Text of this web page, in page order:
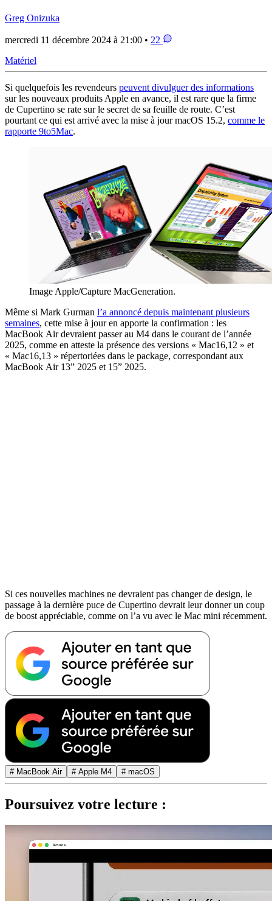
Greg Onizuka
mercredi 11 décembre 2024 à 21:00 • 22
Matériel
Si quelquefois les revendeurs peuvent divulguer des informations
sur les nouveaux produits Apple en avance, il est rare que la firme
de Cupertino se rate sur le secret de sa feuille de route. C’est
pourtant ce qui est arrivé avec la mise à jour macOS 15.2, comme le
rapporte 9to5Mac.
Image Apple/Capture MacGeneration.
Même si Mark Gurman l’a annoncé depuis maintenant plusieurs
semaines, cette mise à jour en apporte la confirmation : les
MacBook Air devraient passer au M4 dans le courant de l’année
2025, comme en atteste la présence des versions « Mac16,12 » et
« Mac16,13 » répertoriées dans le package, correspondant aux
MacBook Air 13” 2025 et 15” 2025.
Si ces nouvelles machines ne devraient pas changer de design, le
passage à la dernière puce de Cupertino devrait leur donner un coup
de boost appréciable, comme on l’a vu avec le Mac mini récemment.
# MacBook Air # Apple M4 # macOS
Poursuivez votre lecture :